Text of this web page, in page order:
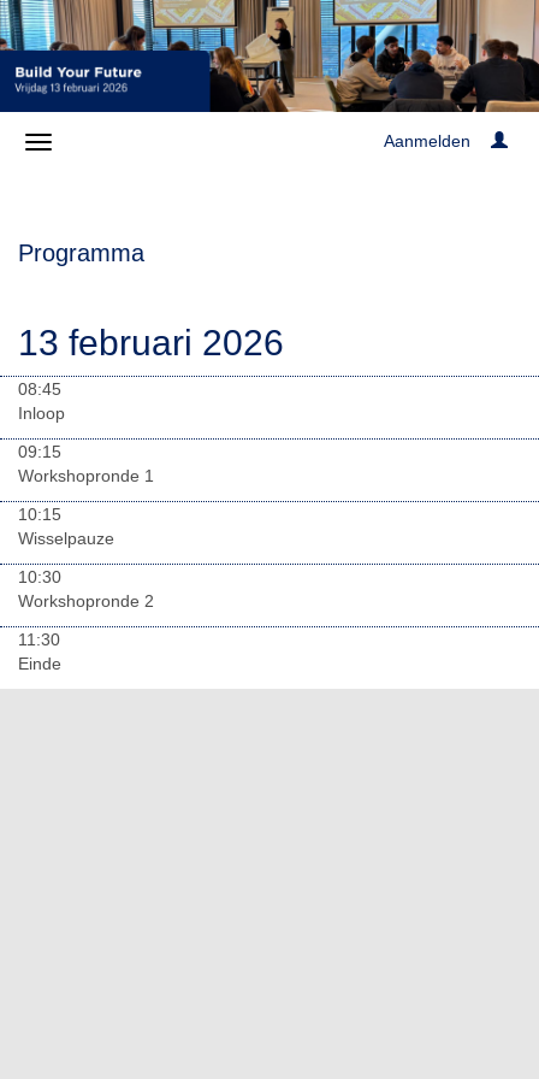
Aanmelden
Programma
13 februari 2026
08:45
Inloop
09:15
Workshopronde 1
10:15
Wisselpauze
10:30
Workshopronde 2
11:30
Einde